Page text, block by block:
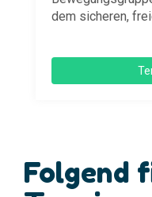
dem sicheren,
Folgend